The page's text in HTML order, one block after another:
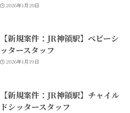
2026年1月20日
【新規案件：JR神領駅】ベビーシ
ッタースタッフ
2026年1月19日
【新規案件：JR神領駅】チャイル
ドシッタースタッフ